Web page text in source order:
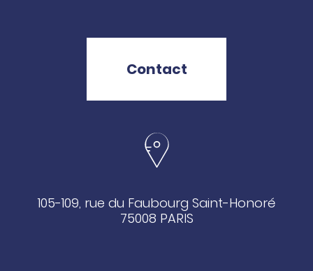
Contact
105-109, rue du Faubourg Saint-Honoré
75008 PARIS